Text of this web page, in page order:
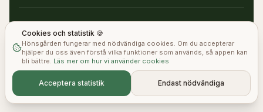
Prenumerera
Cookies och statistik 🍪
Hönsgården fungerar med nödvändiga cookies. Om du accepterar
hjälper du oss även förstå vilka funktioner som används, så appen kan
bli bättre. Läs mer om hur vi använder cookies
Acceptera statistik Endast nödvändiga